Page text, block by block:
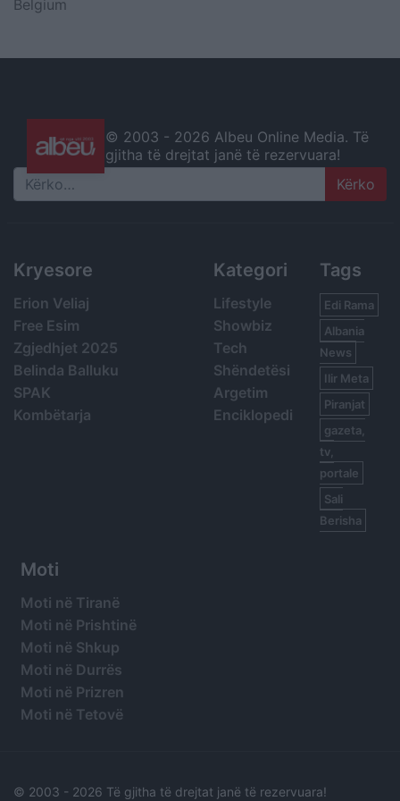
Belgium
© 2003 - 2026 Albeu Online Media. Të
gjitha të drejtat janë të rezervuara!
Search
Kryesore
Erion Veliaj
Free Esim
Zgjedhjet 2025
Belinda Balluku
SPAK
Kombëtarja
Kategori
Lifestyle
Showbiz
Tech
Shëndetësi
Argetim
Enciklopedi
Tags
Edi Rama
Albania
News
Ilir Meta
Piranjat
gazeta,
tv,
portale
Sali
Berisha
Moti
Moti në Tiranë
Moti në Prishtinë
Moti në Shkup
Moti në Durrës
Moti në Prizren
Moti në Tetovë
© 2003 - 2026 Të gjitha të drejtat janë të rezervuara!